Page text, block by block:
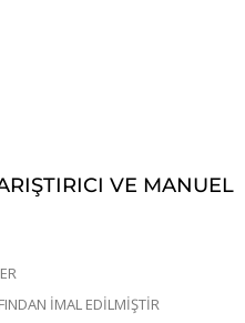
VE MANUEL
İMAL EDİLMİŞTİR